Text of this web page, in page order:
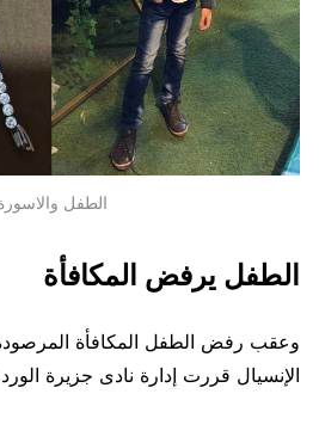
الطفل
الطفل يرفض المكافأة
وعقب رفض الطفل المكافأة
الإنسيال قررت إدارة نادى جزيرة